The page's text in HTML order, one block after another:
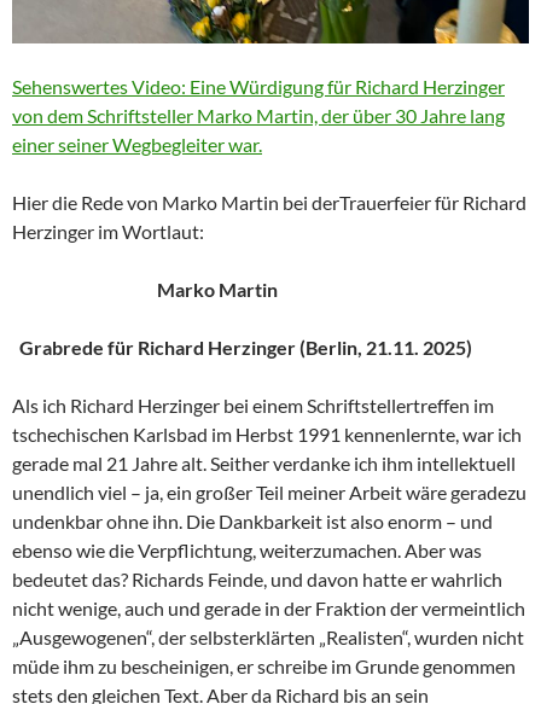
Sehenswertes Video: Eine Würdigung für Richard Herzinger
von dem Schriftsteller Marko Martin, der über 30 Jahre lang
einer seiner Wegbegleiter war.
Hier die Rede von Marko Martin bei derTrauerfeier für Richard
Herzinger im Wortlaut:
Marko Martin
Grabrede für Richard Herzinger (Berlin, 21.11. 2025)
Als ich Richard Herzinger bei einem Schriftstellertreffen im
tschechischen Karlsbad im Herbst 1991 kennenlernte, war ich
gerade mal 21 Jahre alt. Seither verdanke ich ihm intellektuell
unendlich viel – ja, ein großer Teil meiner Arbeit wäre geradezu
undenkbar ohne ihn. Die Dankbarkeit ist also enorm – und
ebenso wie die Verpflichtung, weiterzumachen. Aber was
bedeutet das? Richards Feinde, und davon hatte er wahrlich
nicht wenige, auch und gerade in der Fraktion der vermeintlich
„Ausgewogenen“, der selbsterklärten „Realisten“, wurden nicht
müde ihm zu bescheinigen, er schreibe im Grunde genommen
stets den gleichen Text. Aber da Richard bis an sein